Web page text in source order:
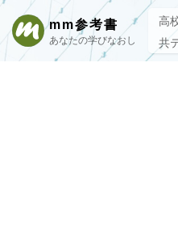
mm参考書
あなたの学びなおし
高
共